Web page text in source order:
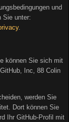
und
Sie unter:
.
können Sie sich mit
Inc, 88 Colin
werden Sie
Dort können Sie
Ihr GitHub-Profil mit